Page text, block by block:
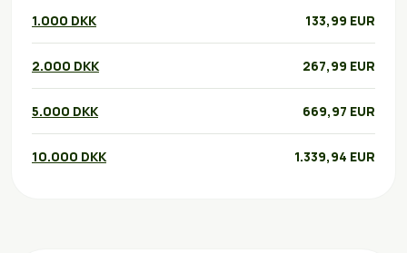
1.000 DKK 133,99 EUR
2.000 DKK 267,99 EUR
5.000 DKK 669,97 EUR
10.000 DKK 1.339,94 EUR